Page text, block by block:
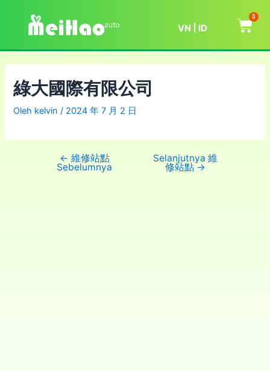
VN ID
0
綠大國際有限公司
Oleh kelvin/ 2024 年 7 月 2 日
← 維修站點
Sebelumnya
Selanjutnya 維
修站點→